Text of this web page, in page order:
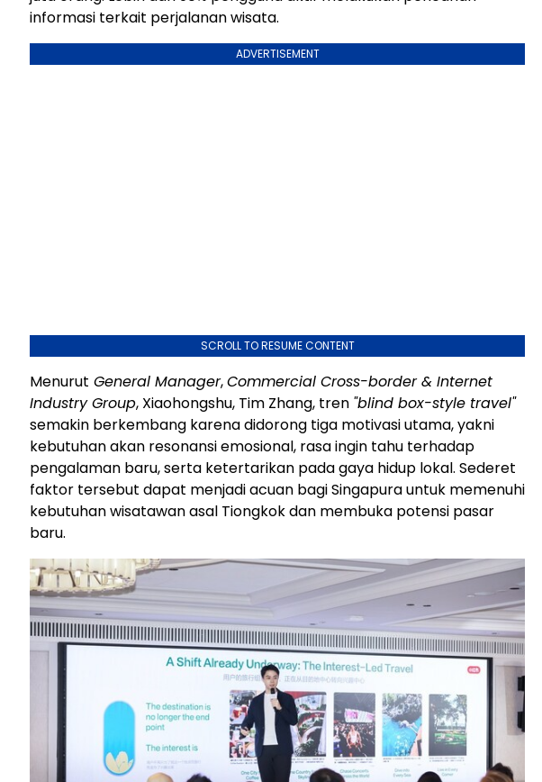
informasi terkait perjalanan wisata.
ADVERTISEMENT
SCROLL TO RESUME CONTENT
Menurut General Manager,Commercial Cross-border & Internet
Industry Group, Xiaohongshu, Tim Zhang, tren "blind box-style travel"
semakin berkembang karena didorong tiga motivasi utama, yakni
kebutuhan akan resonansi emosional, rasa ingin tahu terhadap
pengalaman baru, serta ketertarikan pada gaya hidup lokal. Sederet
faktor tersebut dapat menjadi acuan bagi Singapura untuk memenuhi
kebutuhan wisatawan asal Tiongkok dan membuka potensi pasar
baru.